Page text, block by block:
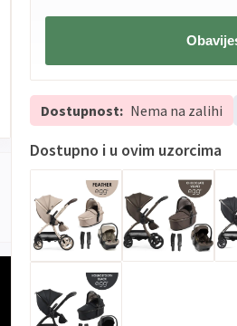
Dostupnost: Nema na zalihi
Dostupno i u ovim uzorcima